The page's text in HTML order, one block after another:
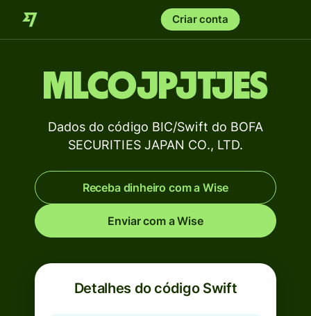
Criar conta
MLCOJPJTJES
Dados do código BIC/Swift do BOFA
SECURITIES JAPAN CO., LTD.
Receba dinheiro com a Wise
Enviar com a Wise
Detalhes do código Swift